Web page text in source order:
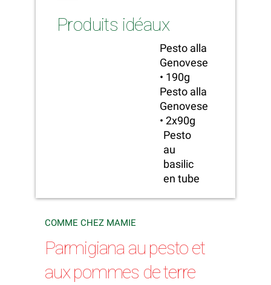
Produits idéaux
Pesto alla
Genovese
• 190g
Pesto alla
Genovese
• 2x90g
Pesto
au
basilic
en tube
COMME CHEZ MAMIE
Parmigiana au pesto et
aux pommes de terre